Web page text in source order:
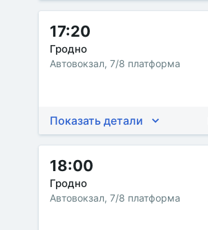
17:20
Гродно
Автовокзал, 7/8 платформа
Показать детали
18:00
Гродно
Автовокзал, 7/8 платформа